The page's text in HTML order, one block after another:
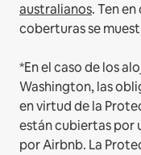
australianos. Ten
coberturas se
*En el caso de los
Washington, las
en virtud de la
están cubiertas por
por Airbnb. La